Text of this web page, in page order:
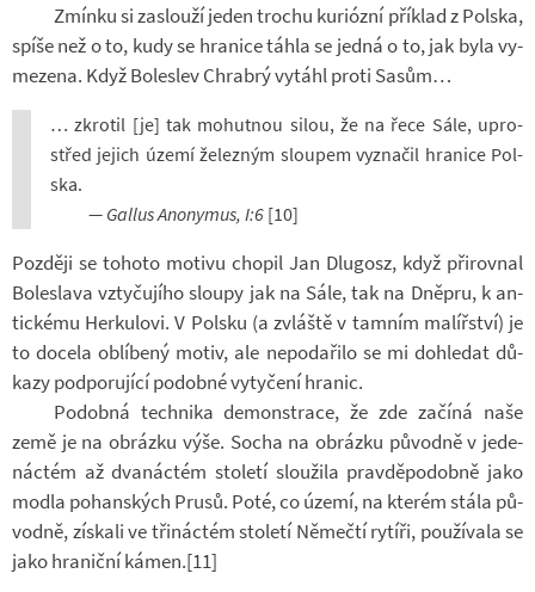
Zmínku si za­slouží jeden tro­chu ku­ri­ózní pří­klad z Pol­ska,
spíše než o to, kudy se hra­nice táhla se jedná o to, jak byla vy­
me­zena. Když Bo­leslev Chrabrý vy­táhl proti Sasům…
… zkro­til [je] tak mo­hut­nou silou, že na řece Sále, upro­
střed je­jich území že­lez­ným slou­pem vy­zna­čil hra­nice Pol­
ska.
— Gallus Ano­ny­mus, I:6 [10]
Poz­ději se to­hoto mo­tivu cho­pil Jan Dlu­gosz, když při­rov­nal
Bo­leslava vzty­ču­jího sloupy jak na Sále, tak na Dně­pru, k an­
tic­kému Her­ku­lovi. V Pol­sku (a zvláště v tam­ním ma­líř­ství) je
to do­cela ob­lí­bený motiv, ale ne­po­da­řilo se mi do­hle­dat dů­
kazy pod­po­ru­jící po­dobné vy­ty­čení hra­nic.
Po­dobná tech­nika de­mon­strace, že zde za­číná naše
země je na ob­rázku výše. Socha na ob­rázku pů­vodně v je­de­
nác­tém až dva­nác­tém sto­letí slou­žila prav­dě­po­dobně jako
modla po­han­ských Prusů. Poté, co území, na kte­rém stála pů­
vodně, zís­kali ve tři­nác­tém sto­letí Ně­mečtí ry­tíři, po­u­ží­vala se
jako hra­niční kámen.[11]